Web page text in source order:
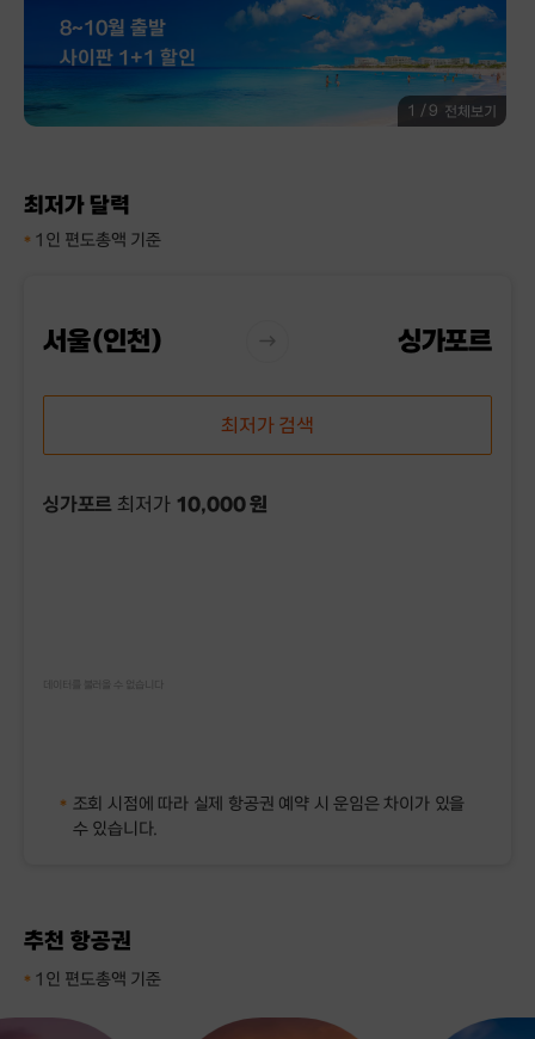
8~10월 출발
사이판 1+1 할인
1 /9 전체보기
최저가 달력
* 1인 편도총액 기준
서울(인천) 싱가포르
최저가 검색
싱가포르 최저가 10,000 원
* 조회 시점에 따라 실제 항공권 예약 시 운임은 차이가 있을
수 있습니다.
추천 항공권
* 1인 편도총액 기준